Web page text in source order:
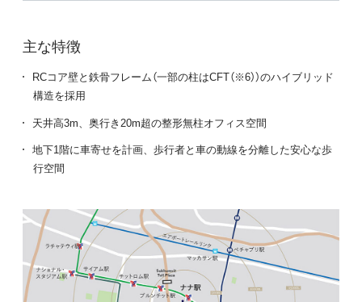
主な特徴
RCコア壁と鉄骨フレーム（一部の柱はCFT（※6））のハイブリッド
構造を採用
天井高3m、奥行き20m超の整形無柱オフィス空間
地下1階に車寄せを計画、歩行者と車の動線を分離した安心な歩
行空間